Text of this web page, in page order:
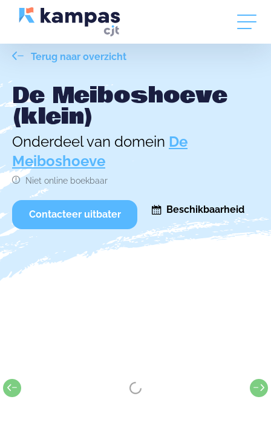
Terug naar overzicht
De Meiboshoeve
(klein)
Onderdeel van domein De
Meiboshoeve
Niet online boekbaar
Contacteer uitbater Beschikbaarheid